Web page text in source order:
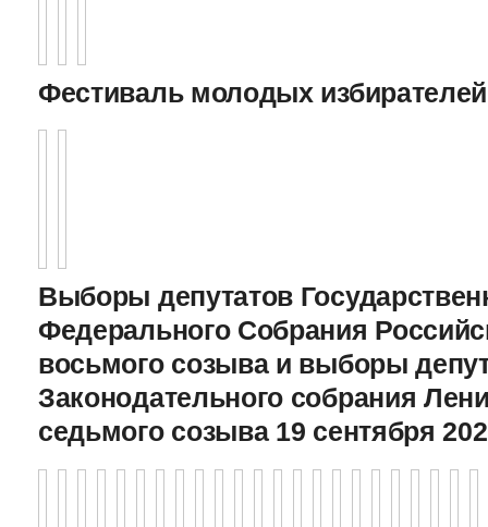
Фестиваль молодых избирателей
Выборы депутатов
Федерального Собрания
восьмого созыва и выборы
Законодательного cобрания
седьмого созыва 19 сентября